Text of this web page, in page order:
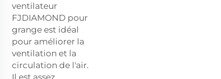
ventilateur
FJDIAMOND pour
grange est idéal
pour améliorer la
ventilation et la
circulation de l'air.
Il est assez